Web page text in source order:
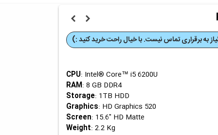
به برقراری تماس نیست. با خیال راحت خرید کنید :)
: Intel® Core™ i5 6200U
RAM
: 8 GB DDR4
: 1TB HDD
: HD Graphics 520
: 15.6" HD Matte
: 2.2 Kg